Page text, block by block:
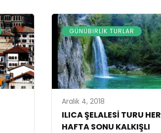
GÜNÜBIRLIK TURLAR
Aralık 4, 2018
ILICA ŞELALESİ TURU HER
HAFTA SONU KALKIŞLI